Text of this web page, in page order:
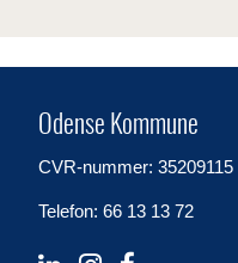
Odense Kommune
CVR-nummer: 35209115
Telefon: 66 13 13 72